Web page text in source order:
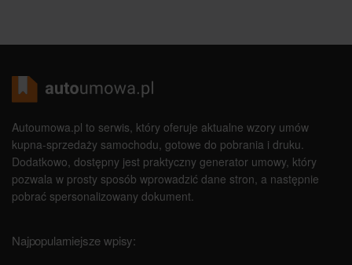
Autoumowa.pl to serwis, który oferuje aktualne wzory umów
kupna-sprzedaży samochodu, gotowe do pobrania i druku.
Dodatkowo, dostępny jest praktyczny generator umowy, który
pozwala w prosty sposób wprowadzić dane stron, a następnie
pobrać spersonalizowany dokument.
Najpopularniejsze wpisy: